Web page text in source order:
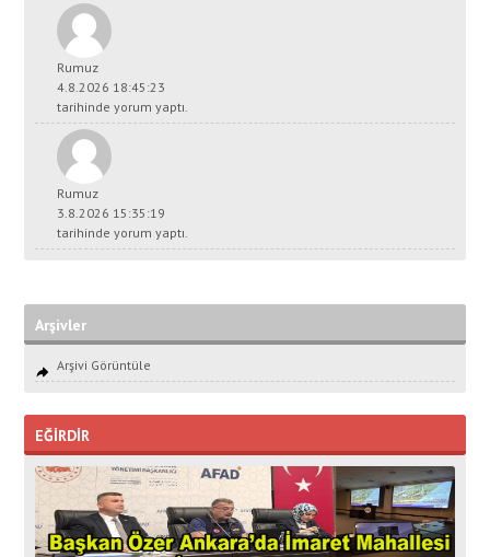
Rumuz
4.8.2026 18:45:23
tarihinde yorum yaptı.
Rumuz
3.8.2026 15:35:19
tarihinde yorum yaptı.
Arşivler
Arşivi Görüntüle
EĞİRDİR